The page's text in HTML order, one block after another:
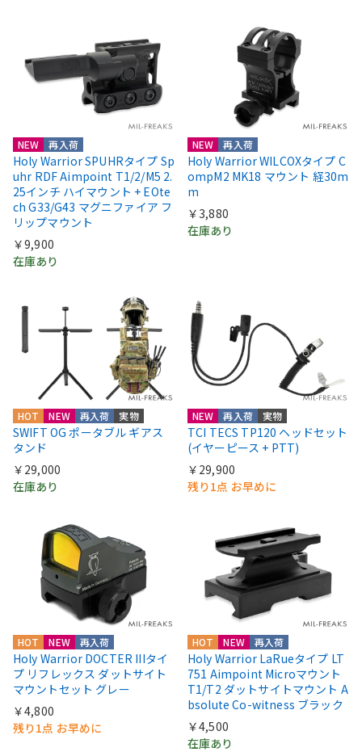
NEW 再入荷
Holy Warrior SPUHRタイプ Sp
uhr RDF Aimpoint T1/2/M5 2.
25インチ ハイマウント + EOte
ch G33/G43 マグニファイア フ
リップマウント
￥9,900
在庫あり
NEW 再入荷
Holy Warrior WILCOXタイプ C
ompM2 MK18 マウント 経30m
m
￥3,880
在庫あり
HOT NEW 再入荷 実物
SWIFT OG ポータブル ギアス
タンド
￥29,000
在庫あり
NEW 再入荷 実物
TCI TECS TP120 ヘッドセット
(イヤーピース + PTT)
￥29,900
残り1点 お早めに
HOT NEW 再入荷
Holy Warrior DOCTER IIIタイ
プ リフレックス ダットサイト
マウントセット グレー
￥4,800
残り1点 お早めに
HOT NEW 再入荷
Holy Warrior LaRueタイプ LT
751 Aimpoint Microマウント
T1/T2 ダットサイトマウント A
bsolute Co-witness ブラック
￥4,500
在庫あり